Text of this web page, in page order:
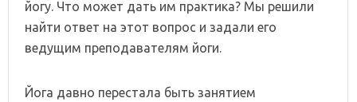
йогу. Что может дать им практика? Мы решили
найти ответ на этот вопрос и задали его
ведущим преподавателям йоги.
Йога давно перестала быть занятием